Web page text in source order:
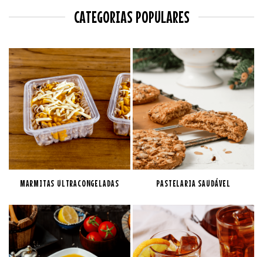
CATEGORIAS POPULARES
MARMITAS ULTRACONGELADAS PASTELARIA SAUDÁVEL